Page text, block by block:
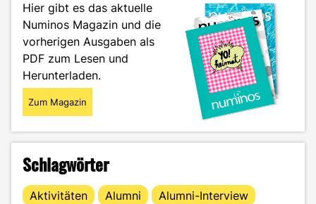
Hier gibt es das aktuelle
Numinos Magazin und die
vorherigen Ausgaben als
PDF zum Lesen und
Herunterladen.
Zum Magazin
Schlagwörter
Aktivitäten Alumni
Alumni-Interview